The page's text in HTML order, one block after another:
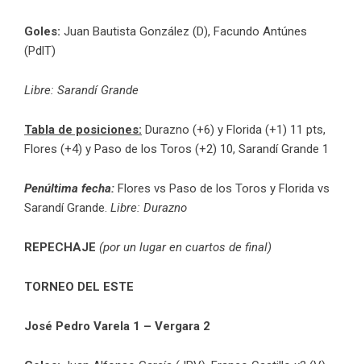
Goles: Juan Bautista González (D), Facundo Antúnes
(PdlT)
Libre: Sarandí Grande
Tabla de posiciones: Durazno (+6) y Florida (+1) 11 pts,
Flores (+4) y Paso de los Toros (+2) 10, Sarandí Grande 1
Penúltima fecha: Flores vs Paso de los Toros y Florida vs
Sarandí Grande. Libre: Durazno
REPECHAJE (por un lugar en cuartos de final)
TORNEO DEL ESTE
José Pedro Varela 1 – Vergara 2